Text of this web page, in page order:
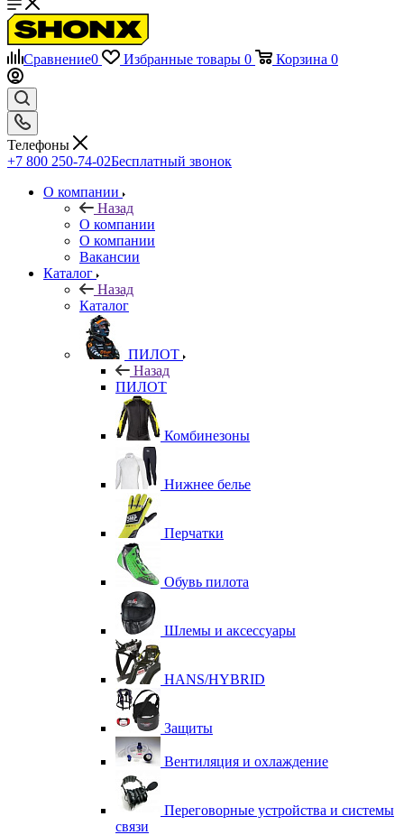
Сравнение0 Избранные товары 0 Корзина 0
Телефоны
+7 800 250-74-02Бесплатный звонок
О компании
Назад
О компании
О компании
Вакансии
Каталог
Назад
Каталог
ПИЛОТ
Назад
ПИЛОТ
Комбинезоны
Нижнее белье
Перчатки
Обувь пилота
Шлемы и аксессуары
HANS/HYBRID
Защиты
Вентиляция и охлаждение
Переговорные устройства и системы
связи